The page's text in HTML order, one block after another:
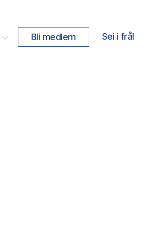
Bli medlem Sei i frå!